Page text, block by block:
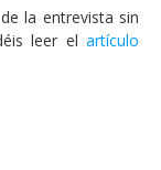
la entrevista sin
leer el artículo